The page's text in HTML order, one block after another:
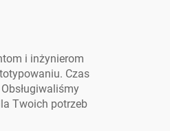
i inżynierom
Czas
Twoich potrzeb